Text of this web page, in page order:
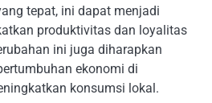
tepat, ini dapat menjadi
produktivitas dan loyalitas
ini juga diharapkan
ekonomi di
konsumsi lokal.